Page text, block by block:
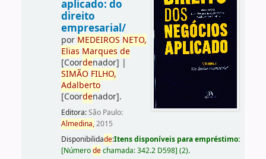
aplicado: do
direito
empresarial/
por MEDEIROS NETO,
Elias Marques de
[Coordenador] |
SIMÃO FILHO,
Adalberto
[Coordenador].
Editora:São Paulo:
Almedina,2015
Disponibilidade:Itens disponíveis para empréstimo:
[Númerodechamada:342.2 D598] (2).